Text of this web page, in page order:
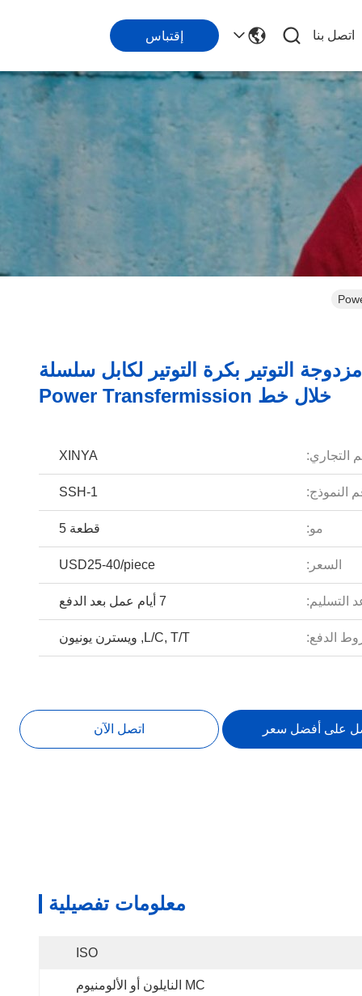
اتصل بنا إقتباس
التوتير بكرة التوتير لكابل سلسلة
خلال خط Power Transfermission
التجاري: XINYA
النموذج: SSH-1
مو: قطعة 5
السعر: USD25-40/piece
التسليم: 7 أيام عمل بعد الدفع
الدفع: L/C, T/T, ويسترن يونيون
على أفضل سعر اتصل الآن
معلومات تفصيلية
ISO
MC النايلون أو الألومنيوم